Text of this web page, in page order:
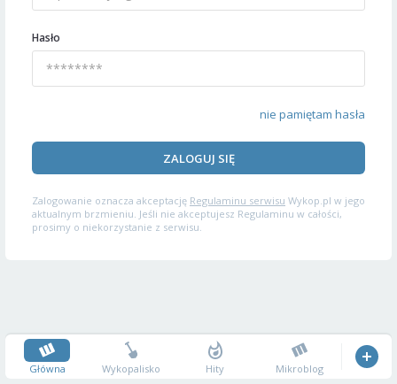
Hasło
nie pamiętam hasła
ZALOGUJ SIĘ
Zalogowanie oznacza akceptację Regulaminu serwisu Wykop.pl w jego
aktualnym brzmieniu. Jeśli nie akceptujesz Regulaminu w całości,
prosimy o niekorzystanie z serwisu.
Główna Wykopalisko Hity Mikroblog